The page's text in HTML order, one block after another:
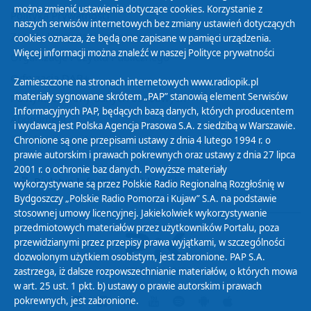
Polityka Prywatności
Zasady korzystania z Serwisu
Organizacje Pożytku Publicznego
Cyfryzacja DAB+
Polityka ochrony danych osobowych
Abonament
Zamówienia publiczne
Biuletyn Informacji Publicznej
można zmienić ustawienia dotyczące cookies. Korzystanie z
naszych serwisów internetowych bez zmiany ustawień dotyczących
cookies oznacza, że będą one zapisane w pamięci urządzenia.
Więcej informacji można znaleźć w naszej Polityce prywatności
Zamieszczone na stronach internetowych www.radiopik.pl
materiały sygnowane skrótem „PAP” stanowią element Serwisów
Informacyjnych PAP, będących bazą danych, których producentem
i wydawcą jest Polska Agencja Prasowa S.A. z siedzibą w Warszawie.
Chronione są one przepisami ustawy z dnia 4 lutego 1994 r. o
prawie autorskim i prawach pokrewnych oraz ustawy z dnia 27 lipca
2001 r. o ochronie baz danych. Powyższe materiały
wykorzystywane są przez Polskie Radio Regionalną Rozgłośnię w
Bydgoszczy „Polskie Radio Pomorza i Kujaw” S.A. na podstawie
stosownej umowy licencyjnej. Jakiekolwiek wykorzystywanie
przedmiotowych materiałów przez użytkowników Portalu, poza
przewidzianymi przez przepisy prawa wyjątkami, w szczególności
dozwolonym użytkiem osobistym, jest zabronione. PAP S.A.
zastrzega, iż dalsze rozpowszechnianie materiałów, o których mowa
w art. 25 ust. 1 pkt. b) ustawy o prawie autorskim i prawach
pokrewnych, jest zabronione.